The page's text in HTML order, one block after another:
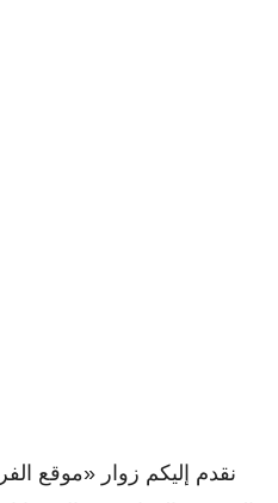
نقدم إليكم زوار «موقع